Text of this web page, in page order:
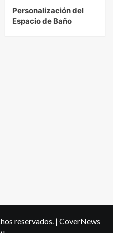
Personalización del
Espacio de Baño
reservados. | CoverNews